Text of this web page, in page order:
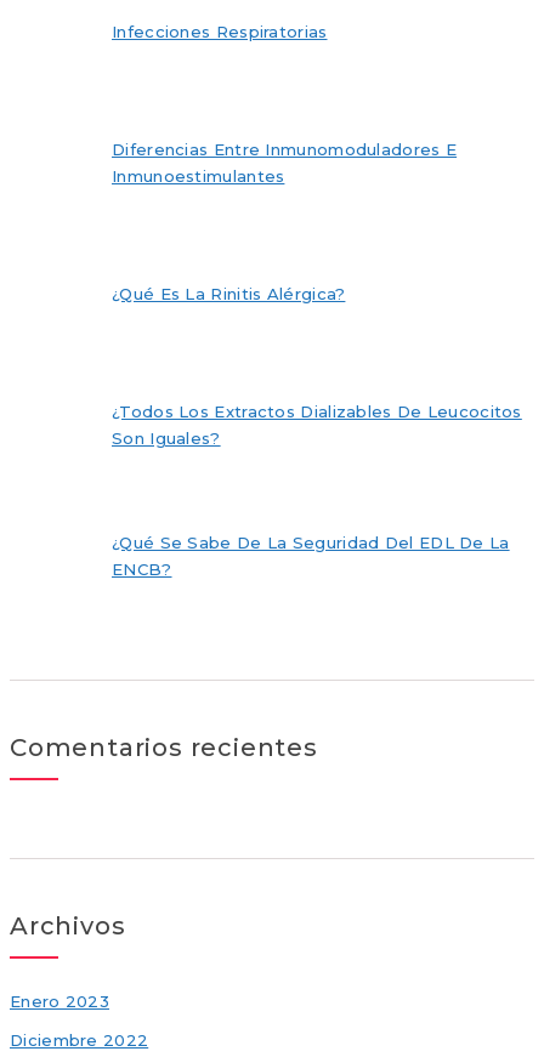
Infecciones Respiratorias
Diferencias Entre Inmunomoduladores E
Inmunoestimulantes
¿Qué Es La Rinitis Alérgica?
¿Todos Los Extractos Dializables De Leucocitos
Son Iguales?
¿Qué Se Sabe De La Seguridad Del EDL De La
ENCB?
Comentarios recientes
Archivos
Enero 2023
Diciembre 2022